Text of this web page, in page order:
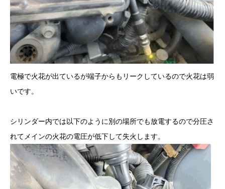
電極で火花が出ているが端子からもリークしているので火花は弱
いです。
シリンダー内では以下のように別の場所でも放電するので分圧さ
れてメインの火花の電圧が低下して失火します。